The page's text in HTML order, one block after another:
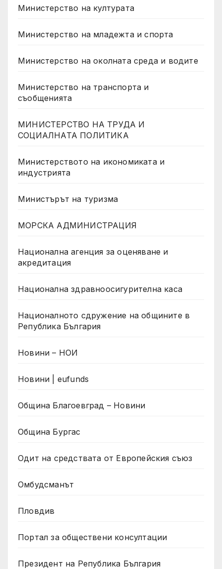
Министерство на културата
Министерство на младежта и спорта
Министерство на околната среда и водите
Министерство на транспорта и
съобщенията
МИНИСТЕРСТВО НА ТРУДА И
СОЦИАЛНАТА ПОЛИТИКА
Министерството на икономиката и
индустрията
Министърът на туризма
МОРСКА АДМИНИСТРАЦИЯ
Национална агенция за оценяване и
акредитация
Национална здравноосигурителна каса
Националното сдружение на общините в
Република България
Новини – НОИ
Новини | eufunds
Община Благоевград – Новини
Община Бургас
Одит на средствата от Европейския съюз
Омбудсманът
Пловдив
Портал за обществени консултации
Президент на Република България